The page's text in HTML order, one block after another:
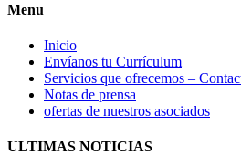
Menu
Inicio
Envíanos tu Currículum
Servicios que ofrecemos –
Notas de prensa
ofertas de nuestros asociados
ULTIMAS NOTICIAS